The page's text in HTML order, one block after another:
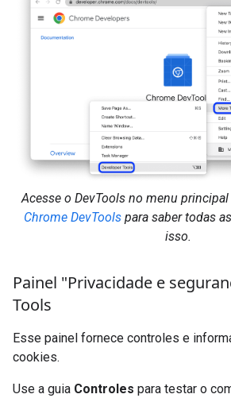
Acesse o DevTools no menu
Chrome DevToolspara saber todas
isso.
Painel "Privacidade e
Tools
Esse painel fornece controles e
cookies.
Use a guia Controles para testar o